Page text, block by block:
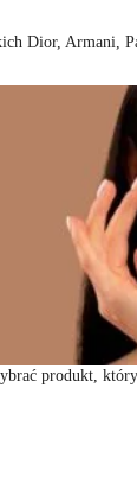
Dior, Armani,
produkt,